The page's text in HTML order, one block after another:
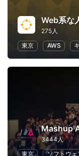
Web系な
275人
東京
AWS
Mashup
3444人
東京
ソフトウェ